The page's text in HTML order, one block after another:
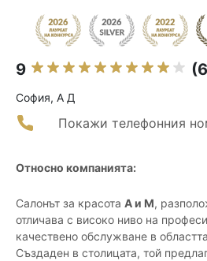
9
София, А Д
Покажи телефонния
Относно компанията:
Салонът за красота А и М,
отличава с високо ниво на
качествено обслужване в
Създаден в столицата, той